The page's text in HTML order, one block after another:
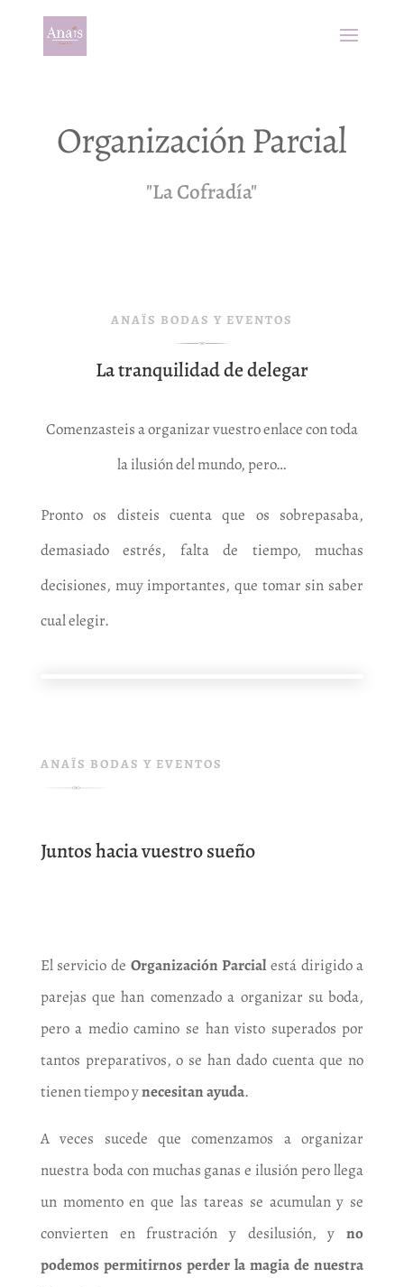
Organización Parcial
"La Cofradía"
ANAÏS BODAS Y EVENTOS
La tranquilidad de delegar
Comenzasteis a organizar vuestro enlace con toda
la ilusión del mundo, pero…
Pronto os disteis cuenta que os sobrepasaba,
demasiado estrés, falta de tiempo, muchas
decisiones, muy importantes, que tomar sin saber
cual elegir.
ANAÏS BODAS Y EVENTOS
Juntos hacia vuestro sueño
El servicio de Organización Parcialestá dirigido a
parejas que han comenzado a organizar su boda,
pero a medio camino se han visto superados por
tantos preparativos, o se han dado cuenta que no
tienen tiempo ynecesitan ayuda.
A veces sucede que comenzamos a organizar
nuestra boda con muchas ganas e ilusión pero llega
un momento en que las tareas se acumulan y se
convierten en frustración y desilusión, yno
podemos permitirnos perder la magia de nuestra